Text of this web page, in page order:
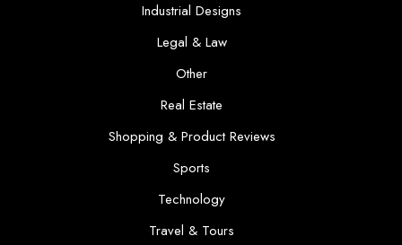
Industrial Designs
Legal & Law
Other
Real Estate
Shopping & Product Reviews
Sports
Technology
Travel & Tours